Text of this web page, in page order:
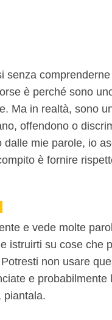
senza
è perché sono
Ma in realtà, sono
offendono o
mie parole, io
è fornire
e vede molte
istruirti su cose che
non usare
e
piantala.